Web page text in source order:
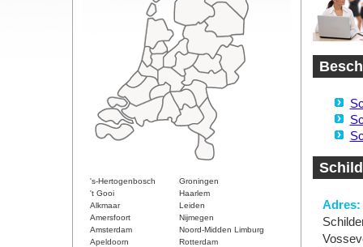
's-Hertogenbosch
Groningen
't Gooi
Haarlem
Alkmaar
Leiden
Amersfoort
Nijmegen
Amsterdam
Noord-Midden Limburg
Apeldoorn
Rotterdam
Adres: